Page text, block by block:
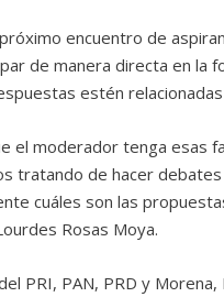
encuentro de
de manera directa en la
estén
el moderador tenga esas
tratando de hacer
cuáles son las
Rosas Moya.
PRI, PAN, PRD y Morena,